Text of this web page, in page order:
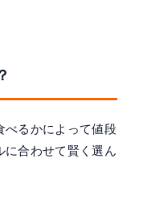
べるかによって値段
に合わせて賢く選ん